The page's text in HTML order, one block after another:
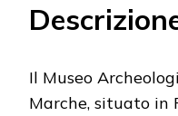
Il Museo
Marche, situato in